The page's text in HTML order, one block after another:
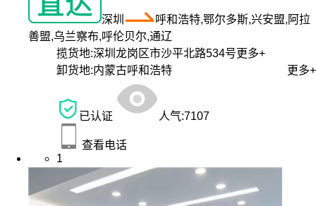
深圳
呼和浩特,鄂尔多斯,兴安盟,阿拉
善盟,乌兰察布,呼伦贝尔,通辽
揽货地:深圳龙岗区市沙平北路534号更多+
卸货地:内蒙古呼和浩特 更多+
已认证 人气:7107
查看电话
1